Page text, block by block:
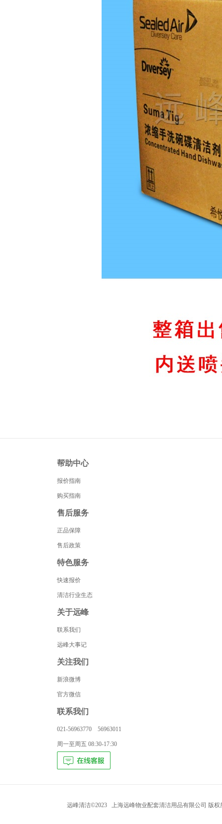
帮助中心
报价指南
购买指南
售后服务
正品保障
售后政策
特色服务
快速报价
清洁行业生态
关于远峰
联系我们
远峰大事记
关注我们
新浪微博
官方微信
联系我们
021-56963770 56963011
周一至周五 08:30-17:30
远峰清洁©2023 上海远峰物业配套清洁用品有限公司 版